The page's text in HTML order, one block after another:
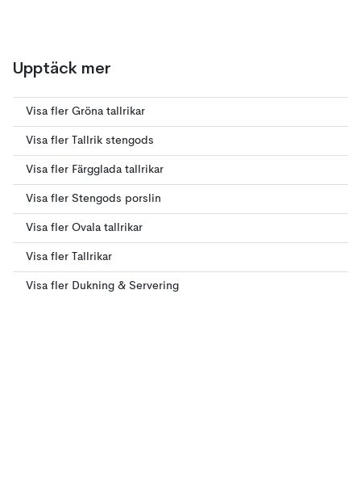
Upptäck mer
Visa fler Gröna tallrikar
Visa fler Tallrik stengods
Visa fler Färgglada tallrikar
Visa fler Stengods porslin
Visa fler Ovala tallrikar
Visa fler Tallrikar
Visa fler Dukning & Servering